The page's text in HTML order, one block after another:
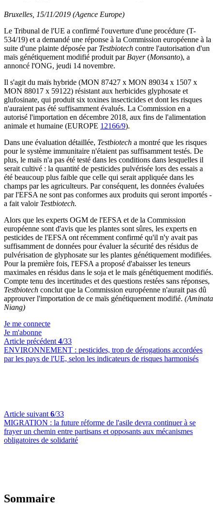
Bruxelles, 15/11/2019 (Agence Europe)
Le Tribunal de l'UE a confirmé l'ouverture d'une procédure (T-
534/19) et a demandé une réponse à la Commission européenne à la
suite d'une plainte déposée par Testbiotech contre l'autorisation d'un
maïs génétiquement modifié produit par Bayer(Monsanto), a
annoncé l'ONG, jeudi 14 novembre.
Il s'agit du maïs hybride (MON 87427 x MON 89034 x 1507 x
MON 88017 x 59122) résistant aux herbicides glyphosate et
glufosinate, qui produit six toxines insecticides et dont les risques
n'auraient pas été suffisamment évalués. La Commission en a
autorisé l'importation en décembre 2018, aux fins de l'alimentation
animale et humaine (EUROPE 12166/9).
Dans une évaluation détaillée, Testbiotech a montré que les risques
pour le système immunitaire n'étaient pas suffisamment testés. De
plus, le maïs n'a pas été testé dans les conditions dans lesquelles il
serait cultivé : la quantité de pesticides pulvérisée lors des essais a
été beaucoup plus faible que celle qui serait appliquée dans les
champs par les agriculteurs. Par conséquent, les données évaluées
par l'EFSA ne sont pas conformes aux produits qui seront importés -
a fait valoir Testbiotech.
Alors que les experts OGM de l'EFSA et de la Commission
européenne sont d'avis que les plantes sont sûres, les experts en
pesticides de l'EFSA ont récemment confirmé qu'il n'y avait pas
suffisamment de données pour évaluer la sécurité des résidus de
pulvérisation de glyphosate sur les plantes génétiquement modifiées.
Pour la première fois, l'EFSA a proposé d'abaisser les teneurs
maximales en résidus dans le soja et le maïs génétiquement modifiés.
Compte tenu des incertitudes et des questions restées sans réponses,
Testbiotech conclut que la Commission européenne n'aurait pas dû
approuver l'importation de ce maïs génétiquement modifié. (Aminata
Niang)
Je me connecte
Je m'abonne
Article précédent 4/33
ENVIRONNEMENT : pesticides, trop de dérogations accordées
par les pays de l'UE, selon les indicateurs de risques harmonisés
Article suivant 6/33
MIGRATION : la future réforme de l'asile devra continuer à se
frayer un chemin entre partisans et opposants aux mécanismes
obligatoires de solidarité
Sommaire